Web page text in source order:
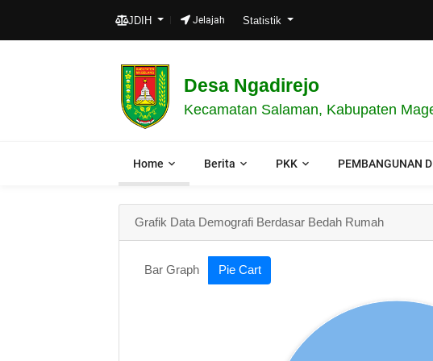
JDIH Jelajah Statistik
Desa Ngadirejo
Kecamatan Salaman, Kabupaten
Home Berita PKK PEMBANGUNAN
Grafik Data Demografi Berdasar Bedah Rumah
Bar Graph Pie Cart